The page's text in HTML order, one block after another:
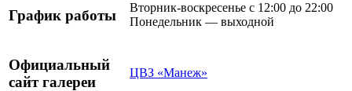
График работы
Вторник-воскресенье с 12:00 до 22:00
Понедельник — выходной
Официальный
сайт галереи
ЦВЗ «Манеж»